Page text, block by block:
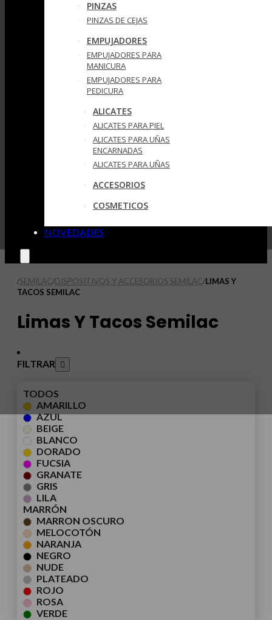
PINZAS
PINZAS DE CEJAS
EMPUJADORES
EMPUJADORES PARA
MANICURA
EMPUJADORES PARA
PEDICURA
ALICATES
ALICATES PARA PIEL
ALICATES PARA UÑAS
ENCARNADAS
ALICATES PARA UÑAS
ACCESORIOS
COSMETICOS
NOVEDADES
/SEMILAC/DISPOSITIVOS Y ACCESORIOS SEMILAC/LIMAS Y
TACOS SEMILAC
Limas Y Tacos Semilac
FILTRAR
TODOS
AMARILLO
AZUL
BEIGE
BLANCO
DORADO
FUCSIA
GRANATE
GRIS
LILA
MARRÓN
MARRON OSCURO
MELOCOTÓN
NARANJA
NEGRO
NUDE
PLATEADO
ROJO
ROSA
VERDE